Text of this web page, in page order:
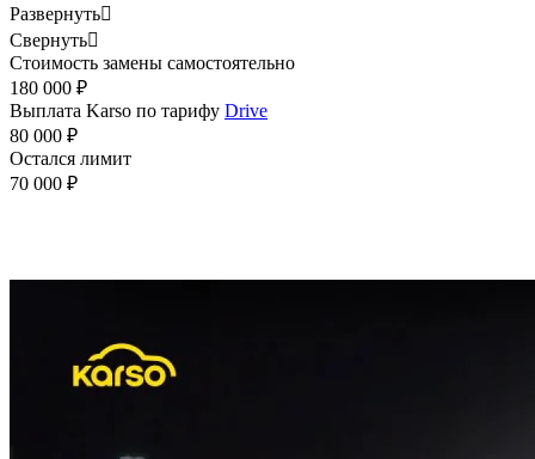
Развернуть
Свернуть
Стоимость замены самостоятельно
180 000 ₽
Выплата Karso по тарифу Drive
80 000 ₽
Остался лимит
70 000 ₽